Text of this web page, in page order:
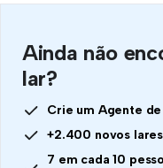
Ainda não
lar?
Crie um Agente
+2.400 novos
7 em cada 10